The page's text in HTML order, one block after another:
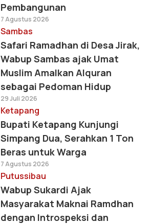
Pembangunan
7 Agustus 2026
Sambas
Safari Ramadhan di Desa Jirak,
Wabup Sambas ajak Umat
Muslim Amalkan Alquran
sebagai Pedoman Hidup
29 Juli 2026
Ketapang
Bupati Ketapang Kunjungi
Simpang Dua, Serahkan 1 Ton
Beras untuk Warga
7 Agustus 2026
Putussibau
Wabup Sukardi Ajak
Masyarakat Maknai Ramdhan
dengan Introspeksi dan